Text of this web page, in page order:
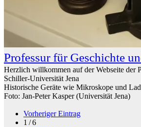
Professur für Geschichte
Herzlich willkommen auf der Webseite der
Schiller-Universität Jena
Historische Geräte wie Mikroskope und
Foto: Jan-Peter Kasper (Universität Jena)
Vorheriger Eintrag
1 / 6